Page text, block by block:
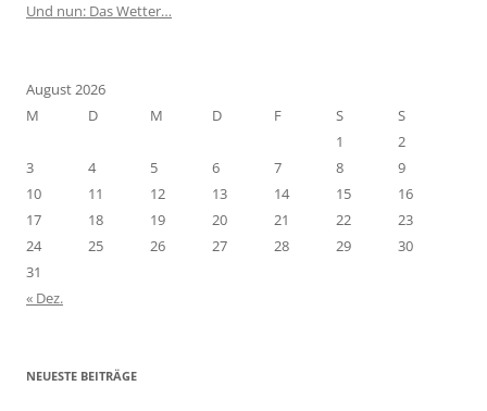
Und nun: Das Wetter…
August 2026
M
D M D F S
S
1
2
3
4 5 6 7 8
9
10
11 12 13 14 15
16
17
18 19 20 21 22
23
24
25 26 27 28 29
30
31
« Dez.
NEUESTE BEITRÄGE